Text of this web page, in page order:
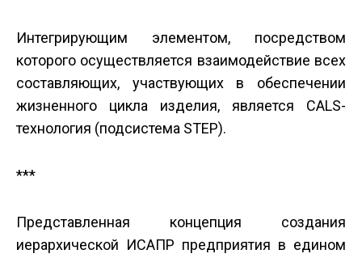
Интегрирующим элементом, посредством
которого осуществляется взаимодействие всех
составляющих, участвующих в обеспечении
жизненного цикла изделия, является CALS-
технология (подсистема STEP).
***
Представленная концепция создания
иерархической ИСАПР предприятия в едином